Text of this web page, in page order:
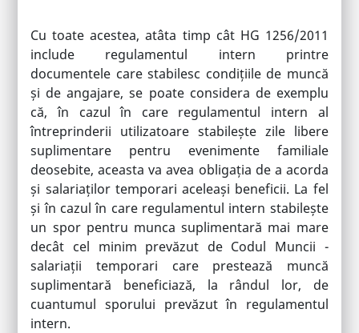
Cu toate acestea, atâta timp cât HG 1256/2011
include regulamentul intern printre
documentele care stabilesc condițiile de muncă
și de angajare, se poate considera de exemplu
că, în cazul în care regulamentul intern al
întreprinderii utilizatoare stabilește zile libere
suplimentare pentru evenimente familiale
deosebite, aceasta va avea obligația de a acorda
și salariaților temporari aceleași beneficii. La fel
și în cazul în care regulamentul intern stabilește
un spor pentru munca suplimentară mai mare
decât cel minim prevăzut de Codul Muncii -
salariații temporari care prestează muncă
suplimentară beneficiază, la rândul lor, de
cuantumul sporului prevăzut în regulamentul
intern.